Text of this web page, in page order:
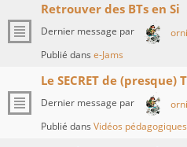
Retrouver des BTs en Si
Dernier message par orni
Publié dans e-Jams
Le SECRET de (presque)
Dernier message par orni
Publié dans Vidéos pédagogiques